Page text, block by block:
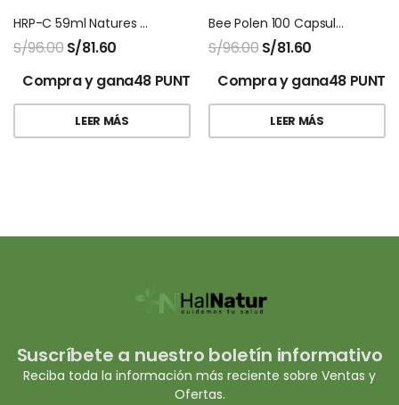
HRP-C 59ml Natures Sunshine
S/96.00 S/81.60
Compra y gana48 PUNTOS!
LEER MÁS
Bee Polen 100 Capsulas Natures Sunshine
S/96.00 S/81.60
Compra y gana48
LEER MÁS
Suscríbete a nuestro boletín informativo
Reciba toda la información más reciente sobre Ventas y
Ofertas.